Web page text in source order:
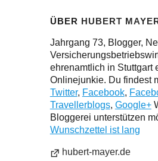
ÜBER HUBERT
Jahrgang 73, Blogger,
ehrenamtlich in Stuttgart
Onlinejunkie. Du findest
Twitter, Facebook,
Travellerblogs, Google+
Bloggerei unterstützen
Wunschzettel ist lang
hubert-mayer.de